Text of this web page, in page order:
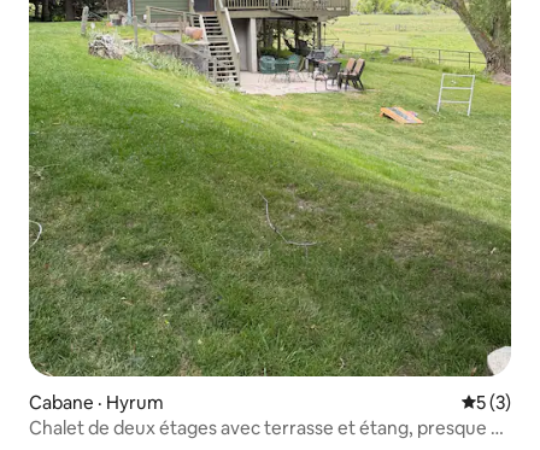
Cabane · Hyrum Note
5 (3)
Chalet de deux étages avec terrasse et étang, presque au